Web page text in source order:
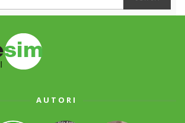
AUTORI